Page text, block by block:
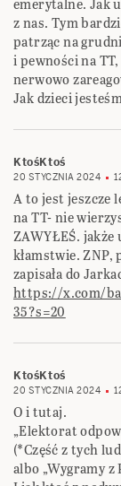
emerytalne. Jak
z nas. Tym
patrząc na
i pewności na
nerwowo
Jak dzieci
KtośKtoś
20 STYCZNIA 2024
A to jest jeszcze
na TT- nie
ZAWYŁEŚ.
kłamstwie.
zapisała do
https://x.com/
35?s=20
KtośKtoś
20 STYCZNIA 2024
O i tutaj.
„Elektorat
(*Część z tych
albo „Wygramy z